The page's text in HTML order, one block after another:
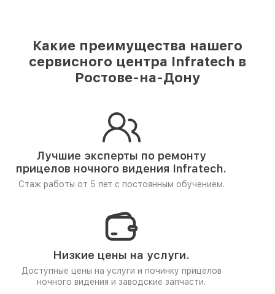
Какие преимущества нашего
сервисного центра Infratech в
Ростове-на-Дону
Лучшие эксперты по ремонту
прицелов ночного видения Infratech.
Стаж работы от 5 лет с постоянным обучением.
Низкие цены на услуги.
Доступные цены на услуги и починку прицелов
ночного видения и заводские запчасти.